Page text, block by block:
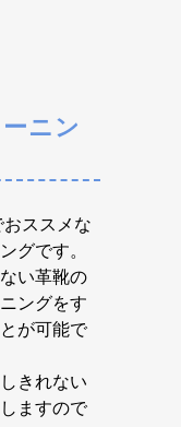
ニン
ススメな
グです。
い革靴の
ングをす
が可能で
きれない
ますので